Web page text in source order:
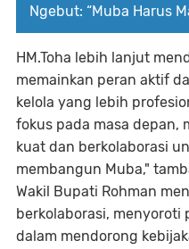
Ngebut: “Muba Harus
HM.Toha lebih lanjut
memainkan peran aktif
kelola yang lebih
fokus pada masa depan,
kuat dan berkolaborasi
membangun Muba,"
Wakil Bupati Rohman
berkolaborasi,
dalam mendorong